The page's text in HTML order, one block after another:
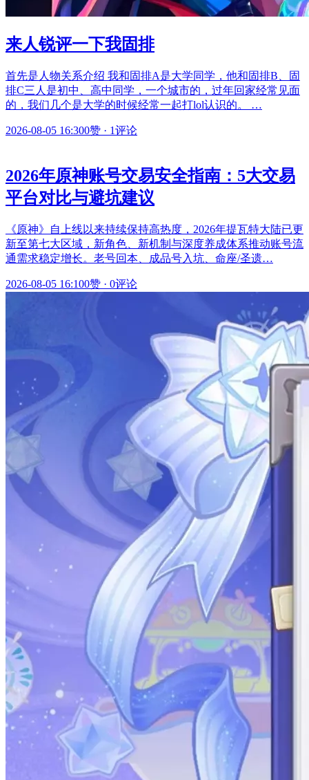
来人锐评一下我固排
首先是人物关系介绍 我和固排A是大学同学，他和固排B、固
排C三人是初中、高中同学，一个城市的，过年回家经常见面
的，我们几个是大学的时候经常一起打lol认识的。 …
2026-08-05 16:300赞 · 1评论
2026年原神账号交易安全指南：5大交易
平台对比与避坑建议
《原神》自上线以来持续保持高热度，2026年提瓦特大陆已更
新至第七大区域，新角色、新机制与深度养成体系推动账号流
通需求稳定增长。老号回本、成品号入坑、命座/圣遗…
2026-08-05 16:100赞 · 0评论